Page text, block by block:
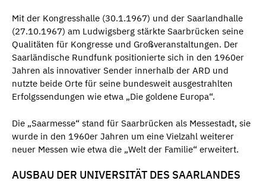
Mit der Kongresshalle (30.1.1967) und der Saarlandhalle
(27.10.1967) am Ludwigsberg stärkte Saarbrücken seine
Qualitäten für Kongresse und Großveranstaltungen. Der
Saarländische Rundfunk positionierte sich in den 1960er
Jahren als innovativer Sender innerhalb der ARD und
nutzte beide Orte für seine bundesweit ausgestrahlten
Erfolgssendungen wie etwa „Die goldene Europa“.
Die „Saarmesse“ stand für Saarbrücken als Messestadt, sie
wurde in den 1960er Jahren um eine Vielzahl weiterer
neuer Messen wie etwa die „Welt der Familie“ erweitert.
AUSBAU DER UNIVERSITÄT DES SAARLANDES